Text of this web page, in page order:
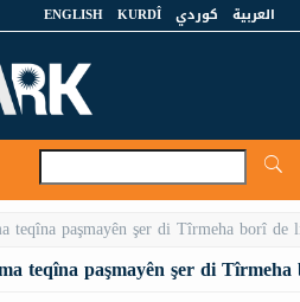
العربية كوردي KURDÎ
ENGLISH
teqîna paşmayên şer di